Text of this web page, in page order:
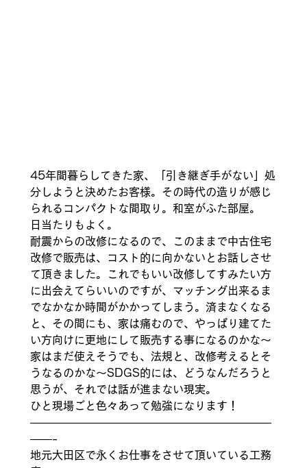
45年間暮らしてきた家、「引き継ぎ手がない」処
分しようと決めたお客様。その時代の造りが感じ
られるコンパクトな間取り。和室がふた部屋。
日当たりもよく。
耐震からの改修になるので、このままで中古住宅
改修で販売は、コスト的に向かないとお話しさせ
て頂きました。これでもいい改修してすみたい方
に出会えてらいいのですが、マッチング出来るま
でなかなか時間がかかってしまう。済まなくなる
と、その間にも、家は痛むので、やっぱり建てた
い方向けに更地にして販売する事になるのかな〜
家はまだ使えそうでも、法規と、改修考えるとそ
うなるのかな〜SDGS的には、どうなんだろうと
思うが、それでは話が進まない現実。
ひと現場ごと色々あって勉強になります！
——————————————————————
——-
地元大田区で永くお仕事をさせて頂いている工務